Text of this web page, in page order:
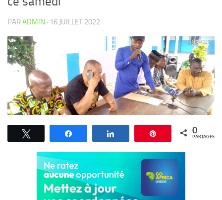
PARADMIN · 16 JUILLET 2022
Épingle 0
PARTAGES